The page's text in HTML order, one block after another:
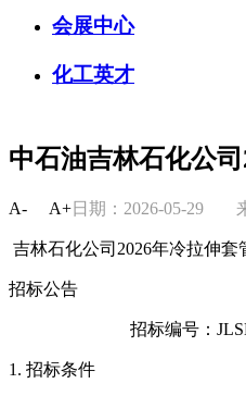
会展中心
化工英才
中石油吉林石化公
A- A+日期：2026-05-29
吉林石化公司2026年冷拉伸套
招标公告
招标编号：
1. 招标条件